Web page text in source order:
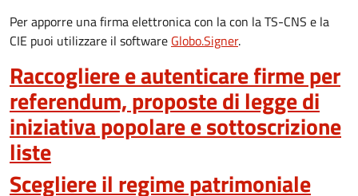
Per apporre una firma elettronica con la con la TS-CNS e la
CIE puoi utilizzare il software Globo.Signer.
Raccogliere e autenticare firme per
referendum, proposte di legge di
iniziativa popolare e sottoscrizione
liste
Scegliere il regime patrimoniale